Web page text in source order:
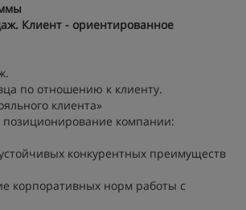
Клиент - ориентированное
по отношению к клиенту.
клиента»
компании:
конкурентных преимуществ
норм работы с